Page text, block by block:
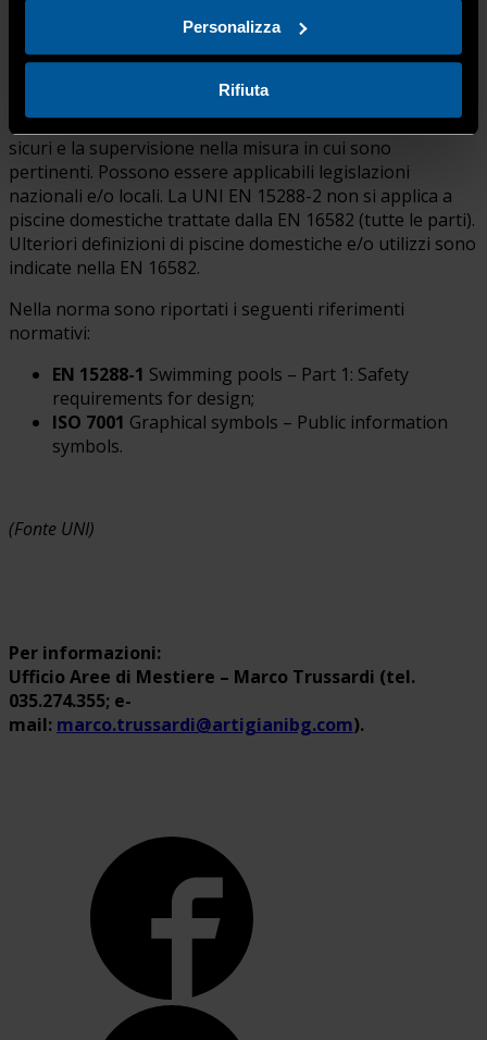
Personalizza
Rifiuta
piattaforma per i tuffi, per addestramento militare,
per addestramento al salvataggio, per immersioni
È consigliabile attenersi ai requisiti per metodi di lavoro
sicuri e la supervisione nella misura in cui sono
pertinenti. Possono essere applicabili legislazioni
nazionali e/o locali. La UNI EN 15288-2 non si applica a
piscine domestiche trattate dalla EN 16582 (tutte le parti).
Ulteriori definizioni di piscine domestiche e/o utilizzi sono
indicate nella EN 16582.
Nella norma sono riportati i seguenti riferimenti
normativi:
EN 15288-1 Swimming pools – Part 1: Safety
requirements for design;
ISO 7001 Graphical symbols – Public information
symbols.
(Fonte UNI)
Per informazioni:
Ufficio Aree di Mestiere – Marco Trussardi (tel.
035.274.355; e-
mail: marco.trussardi@artigianibg.com).